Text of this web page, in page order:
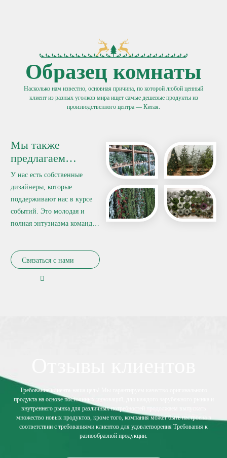
Образец комнаты
Насколько нам известно, основная причина, по которой любой ценный
клиент из разных уголков мира ищет самые дешевые продукты из
производственного центра — Китая.
Мы также
предлагаем
дизайн по вашему
запросу.
У нас есть собственные
дизайнеры, которые
поддерживают нас в курсе
событий. Это молодая и
полная энтузиазма команда,
представляет собой
Связаться с нами
Требование клиента-наша цель! Мы гарантируем качество оригинального
продукта на основе постоянных инноваций, для каждого зарубежного рынка и
внутреннего рынка для различных потребностей продолжаем выпускать
множество новых продуктов, кроме того, компания может быть настроена в
соответствии с требованиями клиентов для удовлетворения Требования к
разнообразной продукции.